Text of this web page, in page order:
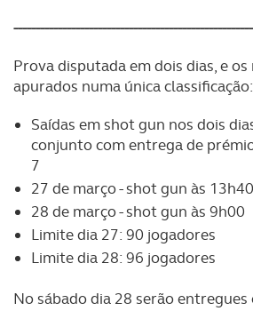
Prova disputada em dois dias, e
apurados numa única classificação:
Saídas em shot gun nos dois
conjunto com entrega de
7
27 de março - shot gun às 13h40
28 de março - shot gun às 9h00
Limite dia 27: 90 jogadores
Limite dia 28: 96 jogadores
No sábado dia 28 serão entregues